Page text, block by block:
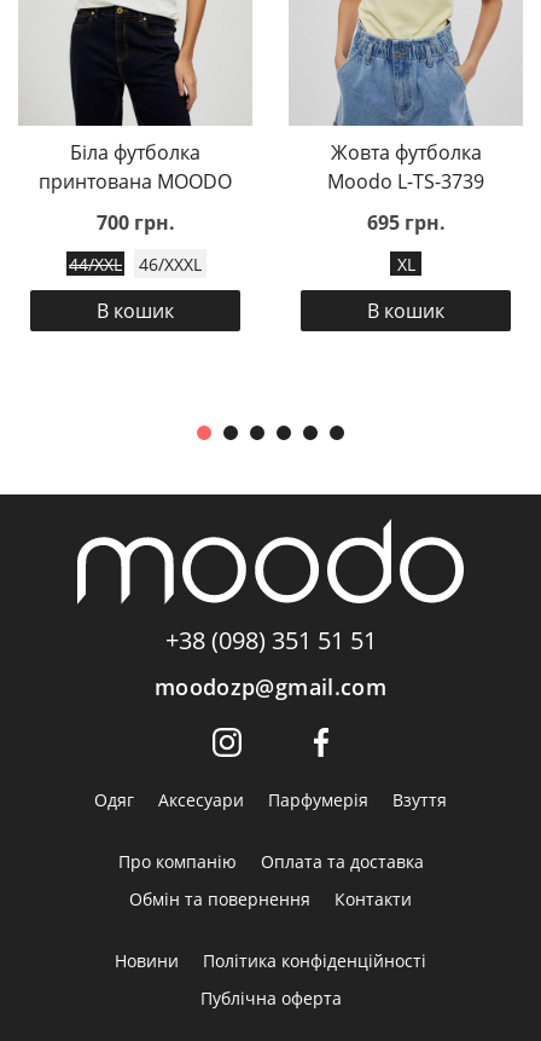
Біла футболка
принтована MOODO
700 грн.
44/XXL 46/XXXL
В кошик
Жовта футболка
Moodo L-TS-3739
695 грн.
XL
В кошик
+38 (098) 351 51 51
moodozp@gmail.com
Одяг Аксесуари Парфумерія Взуття
Про компанію
Оплата та доставка
Обмін та повернення
Контакти
Новини
Політика конфіденційності
Публічна оферта